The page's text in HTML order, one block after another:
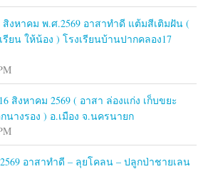
สิงหาคม พ.ศ.2569 อาสาทำดี แต้มสีเติมฝัน (
ยน ให้น้อง ) โรงเรียนบ้านปากคลอง17
สิงหาคม 2569 ( อาสา ล่องแก่ง เก็บขยะ
างรอง ) อ.เมือง จ.นครนายก
อาสาทำดี – ลุยโคลน – ปลูกป่าชายเลน